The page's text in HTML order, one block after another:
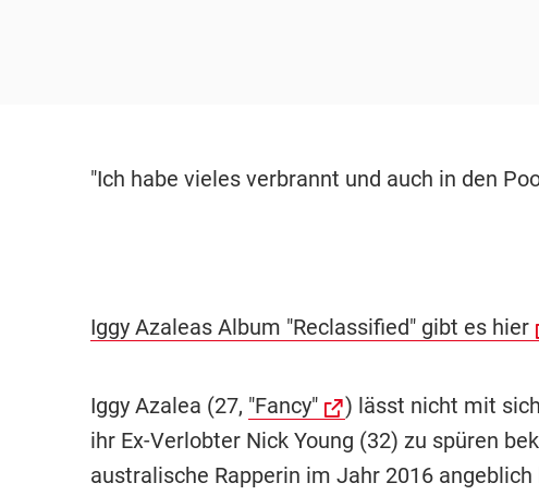
"Ich habe vieles verbrannt und auch in den
Iggy Azaleas Album "Reclassified" gibt es hier
Iggy Azalea (27, "Fancy"
) lässt nicht mit
ihr Ex-Verlobter Nick Young (32) zu spüren
australische Rapperin im Jahr 2016